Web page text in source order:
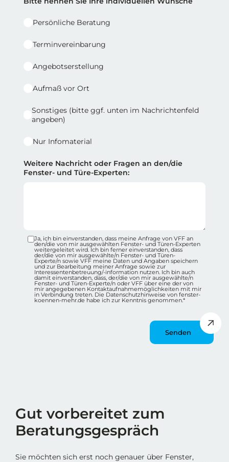
Persönliche Beratung
Terminvereinbarung
Angebotserstellung
Aufmaß vor Ort
Sonstiges (bitte ggf. unten im Nachrichtenfeld
angeben)
Nur Infomaterial
Weitere Nachricht oder Fragen an den/die
Fenster- und Türe-Experten:
Datenschutz-Checkbox Container
Ja, ich bin einverstanden, dass meine Anfrage von VFF an
den/die von mir ausgewählten Fenster- und Türen-Experten
weitergeleitet wird. Ich bin ferner einverstanden, dass
der/die von mir ausgewählte/n Fenster- und Türen-
Experte/n sowie VFF meine Daten und Angaben speichern
und zur Bearbeitung meiner Anfrage sowie zur
Interessentenbetreuung/-information nutzen. Ich bin auch
damit einverstanden, dass, der/die von mir ausgewählte/n
Fenster- und Türen-Experte/n oder VFF über eine der von
mir angegebenen Kontaktaufnahmemöglichkeiten mit mir
in Verbindung treten. Die Datenschutzhinweise von fenster-
koennen-mehr.de habe ich zur Kenntnis genommen.*
Gut vorbereitet zum
Beratungsgespräch
Sie möchten sich erst noch genauer über Fenster,